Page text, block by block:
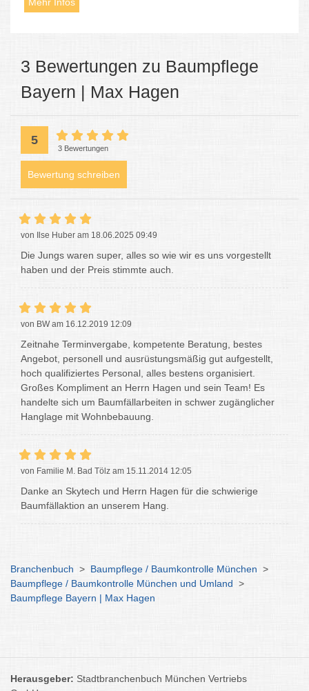
3 Bewertungen zu Baumpflege
Bayern | Max Hagen
5
3 Bewertungen
Bewertung schreiben
von Ilse Huber am 18.06.2025 09:49
Die Jungs waren super, alles so wie wir es uns vorgestellt
haben und der Preis stimmte auch.
von BW am 16.12.2019 12:09
Zeitnahe Terminvergabe, kompetente Beratung, bestes
Angebot, personell und ausrüstungsmäßig gut aufgestellt,
hoch qualifiziertes Personal, alles bestens organisiert.
Großes Kompliment an Herrn Hagen und sein Team! Es
handelte sich um Baumfällarbeiten in schwer zugänglicher
Hanglage mit Wohnbebauung.
von Familie M. Bad Tölz am 15.11.2014 12:05
Danke an Skytech und Herrn Hagen für die schwierige
Baumfällaktion an unserem Hang.
Branchenbuch > Baumpflege / Baumkontrolle München >
Baumpflege / Baumkontrolle München und Umland >
Baumpflege Bayern | Max Hagen
Herausgeber: Stadtbranchenbuch München Vertriebs